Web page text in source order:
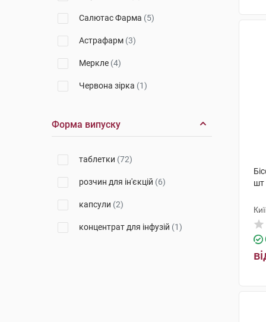
Салютас Фарма (5)
Астрафарм (3)
Меркле (4)
Червона зірка (1)
Егіс(4)
(3)
ФарКоС(2)
Берлін-Хемі
Ривофарм(1)
Форма випуску
таблетки (72)
розчин для ін'єкцій (6)
капсули (2)
концентрат для інфузій (1)
шт